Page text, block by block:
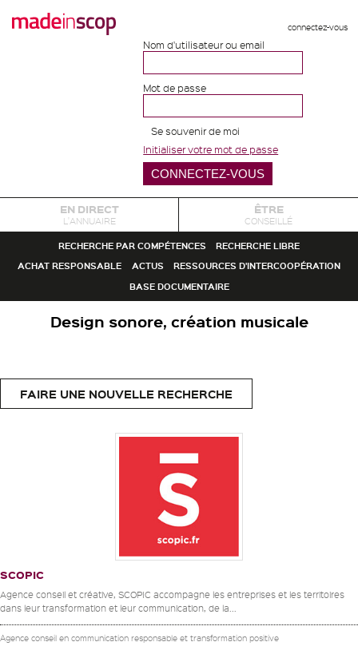
connectez-vous
Nom d'utilisateur ou email
Mot de passe
Se souvenir de moi
Initialiser votre mot de passe
EN DIRECT
L'ANNUAIRE
ÊTRE
CONSEILLÉ
RECHERCHE PAR COMPÉTENCES
RECHERCHE LIBRE
ACHAT RESPONSABLE
ACTUS
RESSOURCES D'INTERCOOPÉRATION
BASE DOCUMENTAIRE
Design sonore, création musicale
FAIRE UNE NOUVELLE RECHERCHE
SCOPIC
Agence conseil et créative, SCOPIC accompagne les entreprises et les territoires
dans leur transformation et leur communication, de la...
Agence conseil en communication responsable et transformation positive